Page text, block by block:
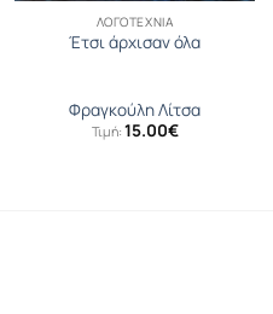
ΛΟΓΟΤΕΧΝΊΑ
Έτσι άρχισαν όλα
Φραγκούλη Λίτσα
Τιμή: 15.00€